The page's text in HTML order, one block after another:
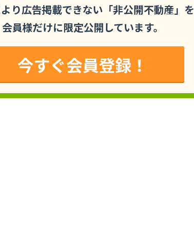
り広告掲載できない「非公開不動産」を
会員様だけに限定公開しています。
今すぐ会員登録！